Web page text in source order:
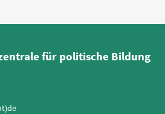
für politische Bildung